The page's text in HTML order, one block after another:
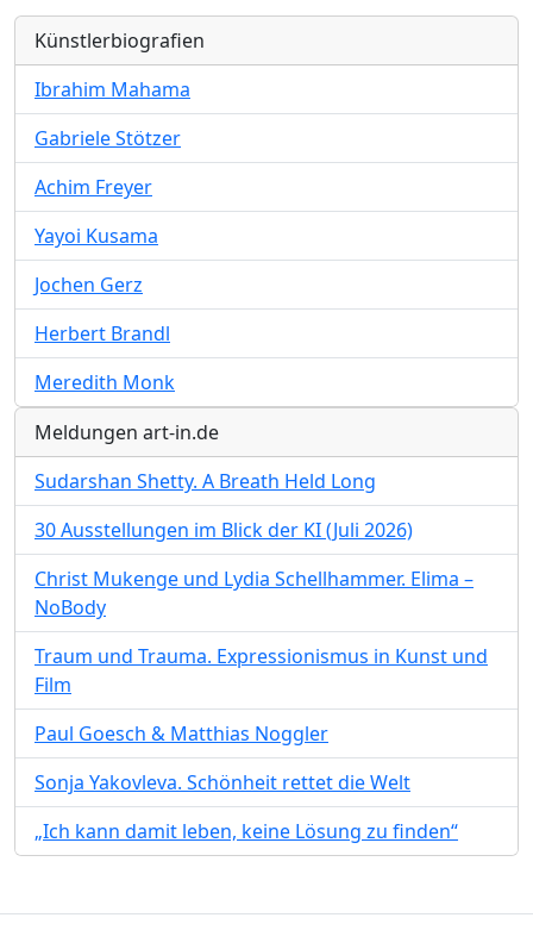
Künstlerbiografien
Ibrahim Mahama
Gabriele Stötzer
Achim Freyer
Yayoi Kusama
Jochen Gerz
Herbert Brandl
Meredith Monk
Meldungen art-in.de
Sudarshan Shetty. A Breath Held Long
30 Ausstellungen im Blick der KI (Juli 2026)
Christ Mukenge und Lydia Schellhammer. Elima –
NoBody
Traum und Trauma. Expressionismus in Kunst und
Film
Paul Goesch & Matthias Noggler
Sonja Yakovleva. Schönheit rettet die Welt
„Ich kann damit leben, keine Lösung zu finden“